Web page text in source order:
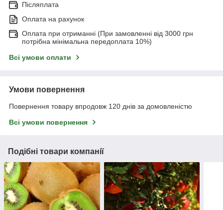
Післяплата
Оплата на рахунок
Оплата при отриманні (При замовленні від 3000 грн
потрібна мінімальна передоплата 10%)
Всі умови оплати
Умови повернення
Повернення товару впродовж 120 днів за домовленістю
Всі умови повернення
Подібні товари компанії